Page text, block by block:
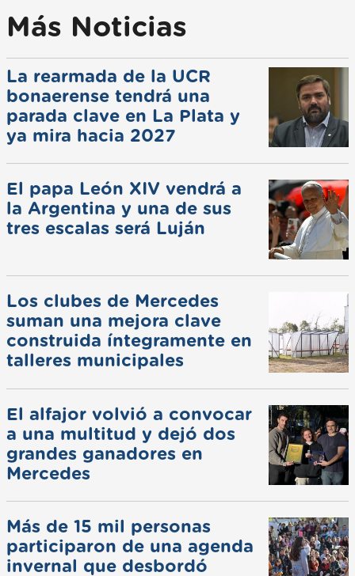
Más Noticias
La rearmada de la UCR
bonaerense tendrá una
parada clave en La Plata y
ya mira hacia 2027
El papa León XIV vendrá a
la Argentina y una de sus
tres escalas será Luján
Los clubes de Mercedes
suman una mejora clave
construida íntegramente en
talleres municipales
El alfajor volvió a convocar
a una multitud y dejó dos
grandes ganadores en
Mercedes
Más de 15 mil personas
participaron de una agenda
invernal que desbordó